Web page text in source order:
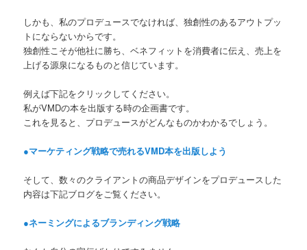
しかも、私のプロデュースでなければ、独創性のあるアウトプッ
トにならないからです。
独創性こそが他社に勝ち、ベネフィットを消費者に伝え、売上を
上げる源泉になるものと信じています。
例えば下記をクリックしてください。
私がVMDの本を出版する時の企画書です。
これを見ると、プロデュースがどんなものかわかるでしょう。
●マーケティング戦略で売れるVMD本を出版しよう
そして、数々のクライアントの商品デザインをプロデュースした
内容は下記ブログをご覧ください。
●ネーミングによるブランディング戦略